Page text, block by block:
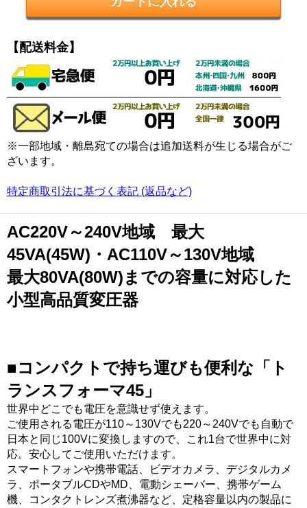
【配送料金】
※一部地域・離島宛ての場合は追加送料が生じる場合がご
ざいます。
特定商取引法に基づく表記 (返品など)
AC220V～240V地域 最大
45VA(45W)・AC110V～130V地域
最大80VA(80W)までの容量に対応した
小型高品質変圧器
■コンパクトで持ち運びも便利な「ト
ランスフォーマ45」
世界中どこでも電圧を意識せず使えます。
ご使用される電圧が110～130Vでも220～240Vでも自動で
日本と同じ100Vに変換しますので、これ1台で世界中に対
応。安心してご使用いただけます。
スマートフォンや携帯電話、ビデオカメラ、デジタルカメ
ラ、ポータブルCDやMD、電動シェーバー、携帯ゲーム
機、コンタクトレンズ煮沸器など、定格容量以内の製品に